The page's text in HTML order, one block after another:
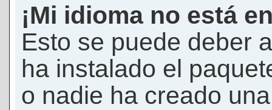
¡Mi idioma no está
Esto se puede deber
ha instalado el
o nadie ha creado